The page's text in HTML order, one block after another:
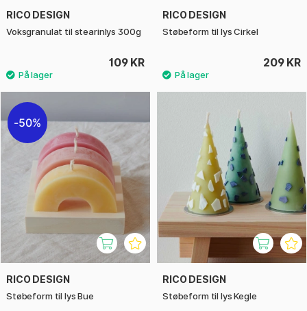
RICO DESIGN
Voksgranulat til stearinlys 300g
109 KR
RICO DESIGN
Støbeform til lys Cirkel
209 KR
50%
RICO DESIGN
Støbeform til lys Bue
RICO DESIGN
Støbeform til lys Kegle